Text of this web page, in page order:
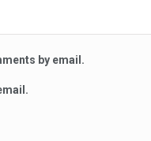
by email.